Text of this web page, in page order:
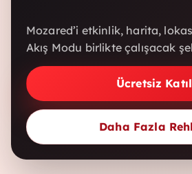
Mozared’i etkinlik, harita,
Akış Modu birlikte çalışacak
Ücretsiz Katıl
Daha Fazla